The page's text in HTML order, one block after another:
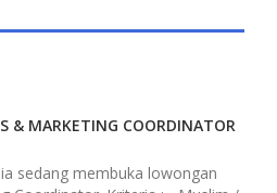
& MARKETING COORDINATOR
sedang membuka lowongan